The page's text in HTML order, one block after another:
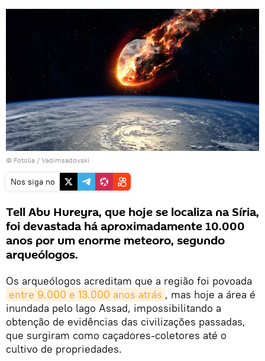
© Fotolia / Vadimsadovski
Nos siga no
Tell Abu Hureyra, que hoje se localiza na Síria,
foi devastada há aproximadamente 10.000
anos por um enorme meteoro, segundo
arqueólogos.
Os arqueólogos acreditam que a região foi povoada
entre 9.000 e 13.000 anos atrás , mas hoje a área é
inundada pelo lago Assad, impossibilitando a
obtenção de evidências das civilizações passadas,
que surgiram como caçadores-coletores até o
cultivo de propriedades.